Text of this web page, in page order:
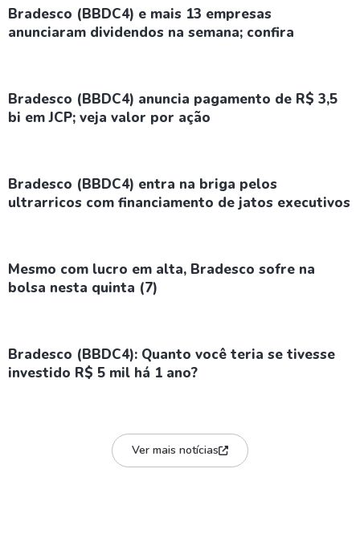
Bradesco (BBDC4) e mais 13 empresas
anunciaram dividendos na semana; confira
Bradesco (BBDC4) anuncia pagamento de R$ 3,5
bi em JCP; veja valor por ação
Bradesco (BBDC4) entra na briga pelos
ultrarricos com financiamento de jatos executivos
Mesmo com lucro em alta, Bradesco sofre na
bolsa nesta quinta (7)
Bradesco (BBDC4): Quanto você teria se tivesse
investido R$ 5 mil há 1 ano?
Ver mais notícias